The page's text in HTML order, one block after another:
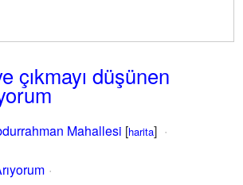
çıkmayı düşünen
Mahallesi [harita]